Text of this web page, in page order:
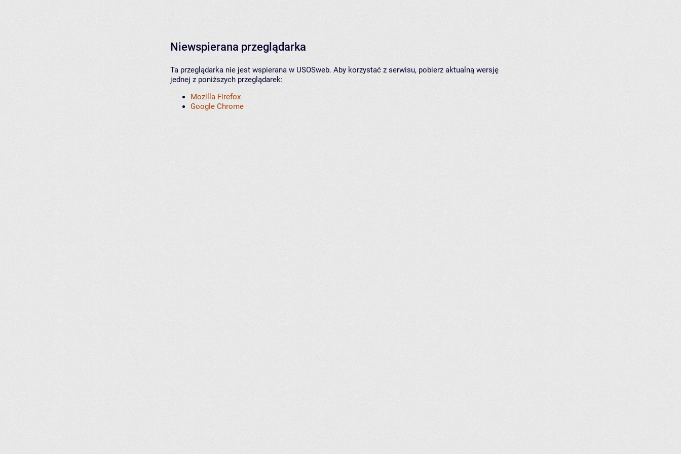
Niewspierana przeglądarka
Ta przeglądarka nie jest wspierana w USOSweb. Aby korzystać z serwisu, pobierz aktualną wersję
jednej z poniższych przeglądarek:
Mozilla Firefox
Google Chrome